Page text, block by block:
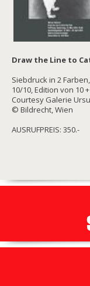
Draw the Line to
Siebdruck in 2
10/10, Edition von 10
Courtesy Galerie
© Bildrecht, Wien
AUSRUFPREIS: 350.-